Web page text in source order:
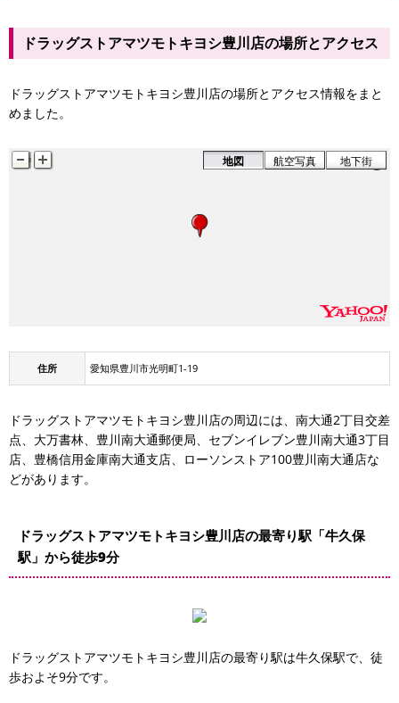
ドラッグストアマツモトキヨシ豊川店の場所とアクセス
ドラッグストアマツモトキヨシ豊川店の場所とアクセス情報をまと
めました。
地図 航空写真 地下街
住所 愛知県豊川市光明町1-19
ドラッグストアマツモトキヨシ豊川店の周辺には、南大通2丁目交差
点、大万書林、豊川南大通郵便局、セブンイレブン豊川南大通3丁目
店、豊橋信用金庫南大通支店、ローソンストア100豊川南大通店な
どがあります。
ドラッグストアマツモトキヨシ豊川店の最寄り駅「牛久保
駅」から徒歩9分
ドラッグストアマツモトキヨシ豊川店の最寄り駅は牛久保駅で、徒
歩およそ9分です。
公共駐車場